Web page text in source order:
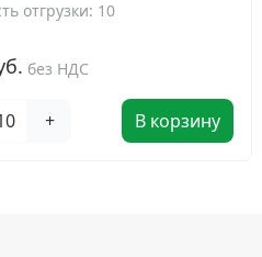
отгрузки: 10
без НДС
+ В корзину